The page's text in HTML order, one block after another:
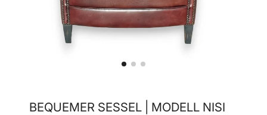
BEQUEMER SESSEL | MODELL NISI